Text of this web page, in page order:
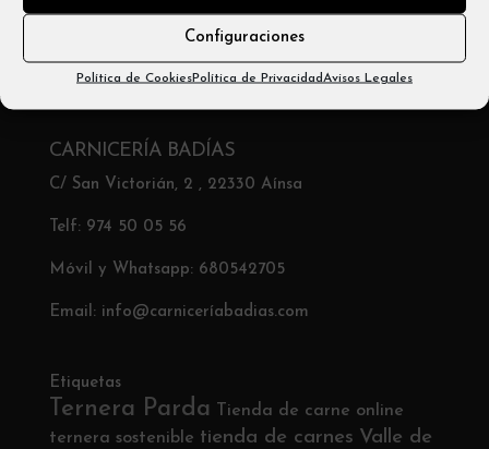
Configuraciones
Política de CookiesPolítica de Privacidad Avisos Legales
Añadir al carrito
CARNICERÍA BADÍAS
C/ San Victorián, 2 , 22330 Aínsa
Telf: 974 50 05 56
Móvil y Whatsapp: 680542705
Email: info@carniceríabadias.com
Etiquetas
Ternera Parda
Tienda de carne online
ternera sostenible tienda de carnes Valle de